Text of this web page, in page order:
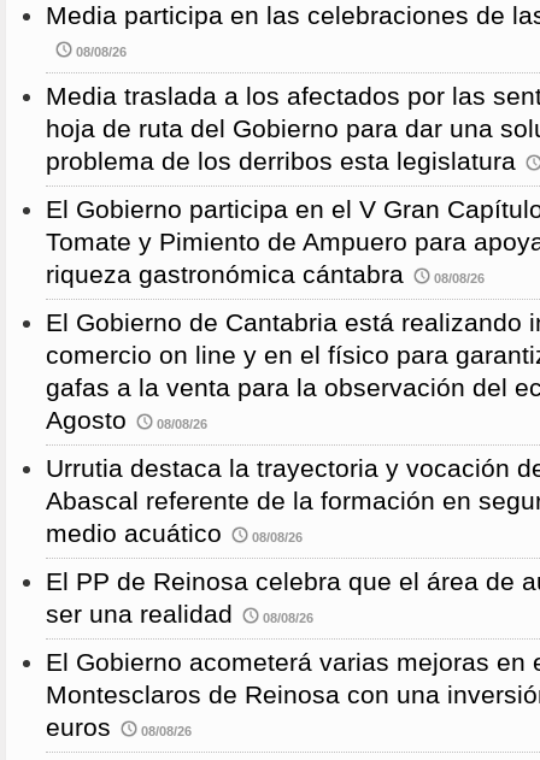
Media participa en las celebraciones de
08/08/26
Media traslada a los afectados por las
hoja de ruta del Gobierno para dar una
problema de los derribos esta legislatura
El Gobierno participa en el V Gran
Tomate y Pimiento de Ampuero para
riqueza gastronómica cántabra
08/08/26
El Gobierno de Cantabria está realizando
comercio on line y en el físico para
gafas a la venta para la observación del
Agosto
08/08/26
Urrutia destaca la trayectoria y vocación
Abascal referente de la formación en
medio acuático
08/08/26
El PP de Reinosa celebra que el área de
ser una realidad
08/08/26
El Gobierno acometerá varias mejoras en
Montesclaros de Reinosa con una
euros
08/08/26